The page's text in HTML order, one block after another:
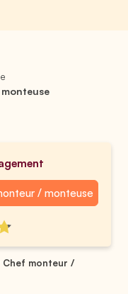
/ monteuse
Chef monteur /